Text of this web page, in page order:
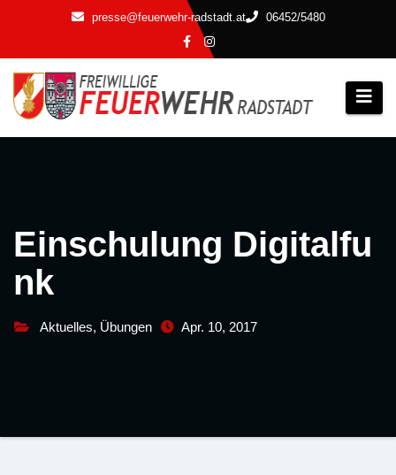
springen
presse@feuerwehr-radstadt.at 06452/5480
Einschulung Digitalfu
nk
Aktuelles, Übungen Apr. 10, 2017